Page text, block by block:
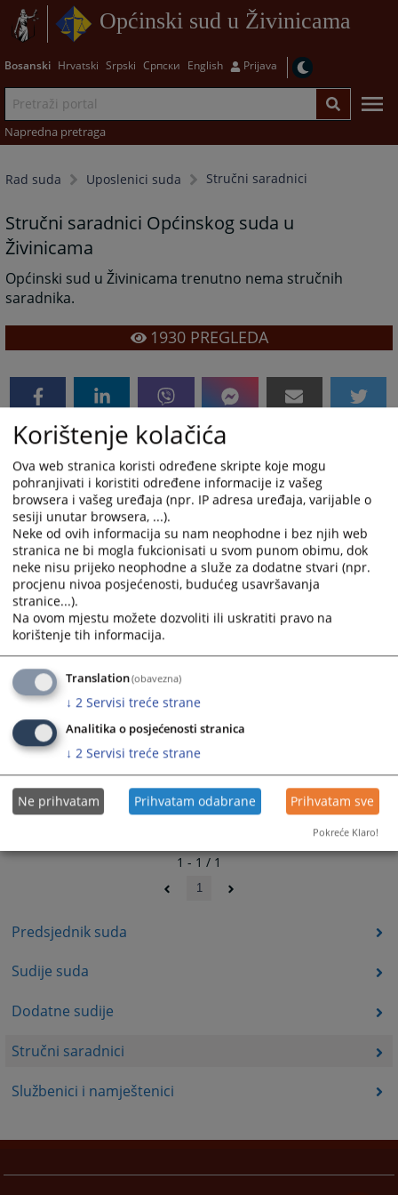
Općinski sud u Živinicama
Bosanski Hrvatski Srpski Српски English Prijava
Napredna pretraga
Rad suda Uposlenici suda Stručni saradnici
Predsjednik suda
Sudije suda
Dodatne sudije
Stručni saradnici
Službenici i namještenici
Stručni saradnici Općinskog suda u
Živinicama
Općinski sud u Živinicama trenutno nema stručnih
saradnika.
1930PREGLEDA
1 - 1 / 1
1
Korištenje kolačića
Ova web stranica koristi određene skripte koje mogu
pohranjivati i koristiti određene informacije iz vašeg
browsera i vašeg uređaja (npr. IP adresa uređaja, varijable o
sesiji unutar browsera, ...).
Neke od ovih informacija su nam neophodne i bez njih web
stranica ne bi mogla fukcionisati u svom punom obimu, dok
neke nisu prijeko neophodne a služe za dodatne stvari (npr.
procjenu nivoa posjećenosti, budućeg usavršavanja
stranice...).
Na ovom mjestu možete dozvoliti ili uskratiti pravo na
korištenje tih informacija.
Translation(obavezna)
↓ 2 Servisi treće strane
Analitika o posjećenosti stranica
↓ 2 Servisi treće strane
Ne prihvatam Prihvatam odabrane Prihvatam sve
Pokreće Klaro!